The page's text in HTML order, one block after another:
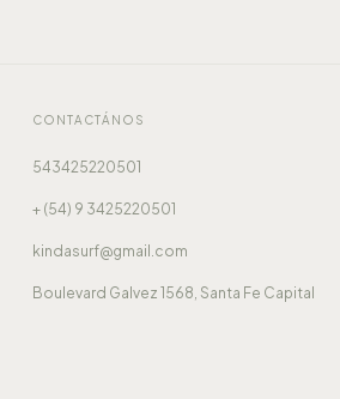
CONTACTÁNOS
543425220501
+ (54) 9 3425220501
kindasurf@gmail.com
Boulevard Galvez 1568, Santa Fe Capital